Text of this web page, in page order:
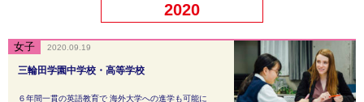
2020
三輪田学園中学校・高等学校
６年間一貫の英語教育で 海外大学への進学も可能に
2020.09.19